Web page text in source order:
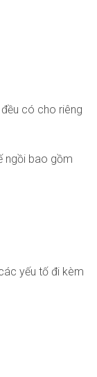
có cho riêng
ngồi bao gồm
yếu tố đi kèm